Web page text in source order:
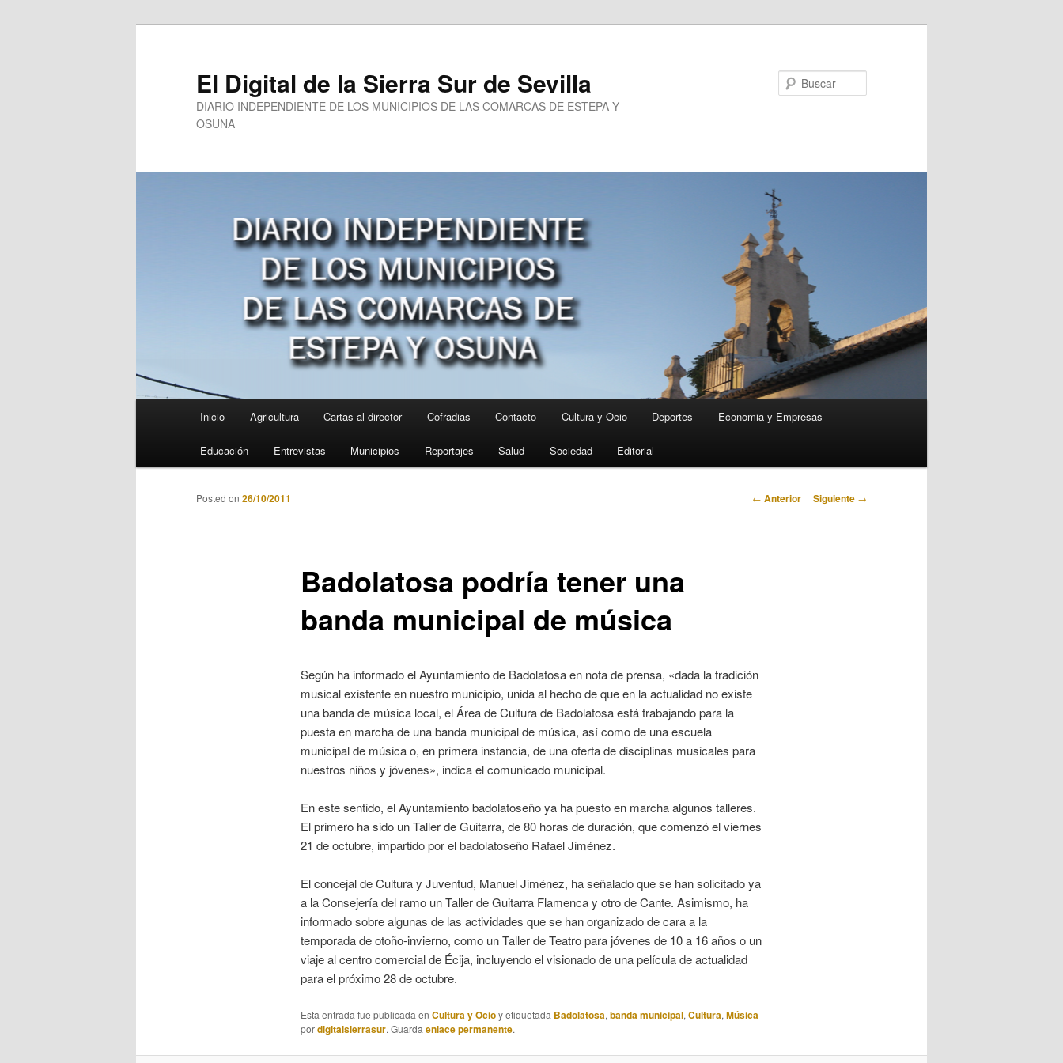
El Digital de la Sierra Sur de Sevilla
DIARIO INDEPENDIENTE DE LOS MUNICIPIOS DE LAS COMARCAS DE ESTEPA Y
OSUNA
Inicio Agricultura Cartas al director Cofradias Contacto Cultura y Ocio Deportes Economia y Empresas
Educación Entrevistas Municipios Reportajes Salud Sociedad Editorial
Navegación
← Anterior Siguiente →
Badolatosa podría tener una
banda municipal de música
Posted on 26/10/2011
Según ha informado el Ayuntamiento de Badolatosa en nota de prensa, «dada la tradición
musical existente en nuestro municipio, unida al hecho de que en la actualidad no existe
una banda de música local, el Área de Cultura de Badolatosa está trabajando para la
puesta en marcha de una banda municipal de música, así como de una escuela
municipal de música o, en primera instancia, de una oferta de disciplinas musicales para
nuestros niños y jóvenes», indica el comunicado municipal.
En este sentido, el Ayuntamiento badolatoseño ya ha puesto en marcha algunos talleres.
El primero ha sido un Taller de Guitarra, de 80 horas de duración, que comenzó el viernes
21 de octubre, impartido por el badolatoseño Rafael Jiménez.
El concejal de Cultura y Juventud, Manuel Jiménez, ha señalado que se han solicitado ya
a la Consejería del ramo un Taller de Guitarra Flamenca y otro de Cante. Asimismo, ha
informado sobre algunas de las actividades que se han organizado de cara a la
temporada de otoño-invierno, como un Taller de Teatro para jóvenes de 10 a 16 años o un
viaje al centro comercial de Écija, incluyendo el visionado de una película de actualidad
para el próximo 28 de octubre.
Esta entrada fue publicada en Cultura y Ocioy etiquetada Badolatosa, banda municipal, Cultura, Música
pordigitalsierrasur. Guarda enlace permanente.